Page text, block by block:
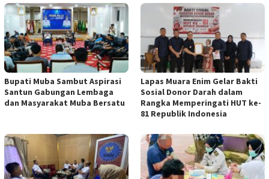
Bupati Muba Sambut Aspirasi
Santun Gabungan Lembaga
dan Masyarakat Muba Bersatu
Lapas Muara Enim Gelar Bakti
Sosial Donor Darah dalam
Rangka Memperingati HUT ke-
81 Republik Indonesia